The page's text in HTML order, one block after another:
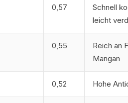
0,57
Schnell
leicht
0,55
Reich an
Mangan
0,52 Hohe